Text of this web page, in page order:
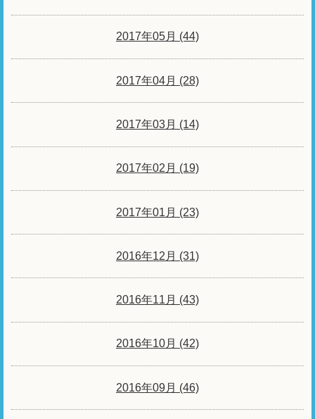
2017年05月 (44)
2017年04月 (28)
2017年03月 (14)
2017年02月 (19)
2017年01月 (23)
2016年12月 (31)
2016年11月 (43)
2016年10月 (42)
2016年09月 (46)